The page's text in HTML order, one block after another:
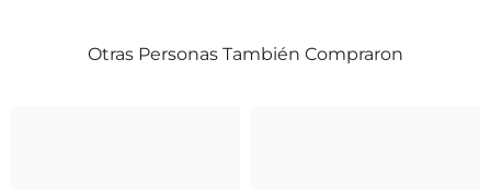
Otras Personas También Compraron